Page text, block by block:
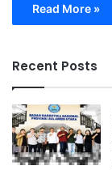
Read More »
Recent Posts